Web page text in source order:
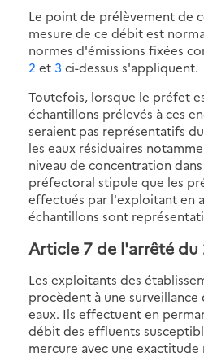
Le point de prélèvement de
mesure de ce débit est
normes d'émissions fixées
2 et 3 ci-dessus s'appliquent.
Toutefois, lorsque le préfet
échantillons prélevés à ces
seraient pas représentatifs
les eaux résiduaires
niveau de concentration
préfectoral stipule que les
effectués par l'exploitant en
échantillons sont
Article 7 de l'arrêté du
Les exploitants des
procèdent à une surveillance
eaux. Ils effectuent en
débit des effluents
mercure avec une